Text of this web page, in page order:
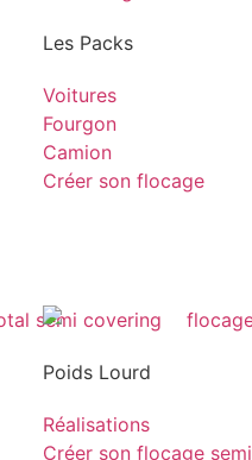
Les Packs
Voitures
Fourgon
Camion
Créer son flocage
Poids Lourd
Réalisations
Créer son flocage semi